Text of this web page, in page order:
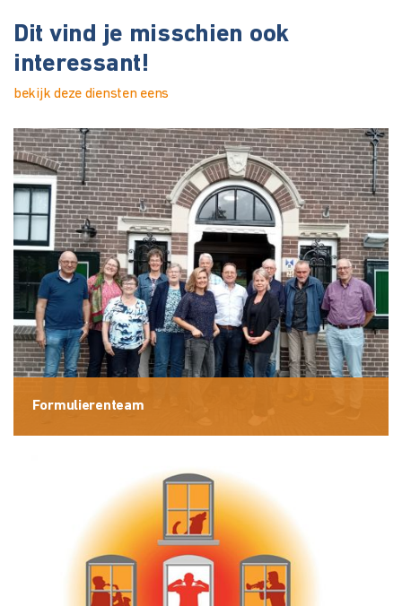
Dit vind je misschien ook
interessant!
bekijk deze diensten eens
Formulierenteam